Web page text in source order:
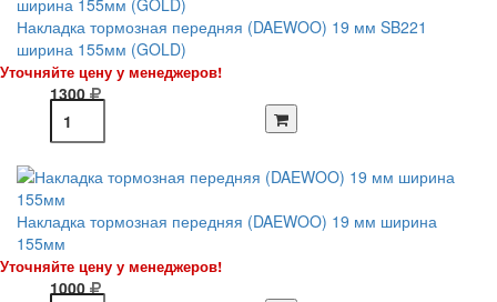
Накладка тормозная передняя (DAEWOO) 19 мм SB221
ширина 155мм (GOLD)
Уточняйте цену у менеджеров!
1300
Накладка тормозная передняя (DAEWOO) 19 мм ширина
155мм
Уточняйте цену у менеджеров!
1000